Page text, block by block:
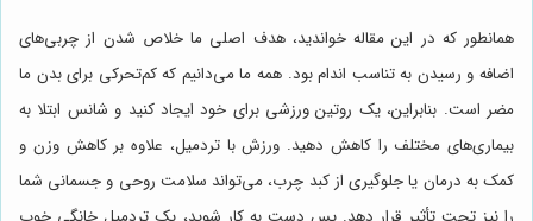
همانطور که در این مقاله خواندید، هدف اصلی ما خلاص شدن از چربی‌های
اضافه و رسیدن به تناسب اندام بود. همه ما می‌دانیم که کم‌تحرکی برای بدن ما
مضر است. بنابراین، یک روتین ورزشی برای خود ایجاد کنید و شانس ابتلا به
بیماری‌های مختلف را کاهش دهید. ورزش با تردمیل، علاوه بر کاهش وزن و
کمک به درمان یا جلوگیری از کبد چرب، می‌تواند سلامت روحی و جسمانی شما